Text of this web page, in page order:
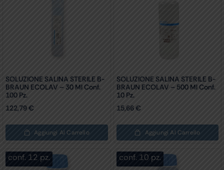
SOLUZIONE SALINA STERILE B-
BRAUN ECOLAV – 30 Ml Conf.
100 Pz.
122,79€
Aggiungi Al Carrello
SOLUZIONE SALINA STERILE B-
BRAUN ECOLAV – 500 Ml Conf.
10 Pz.
15,66 €
Aggiungi Al Carrello
conf. 12 pz. conf. 10 pz.